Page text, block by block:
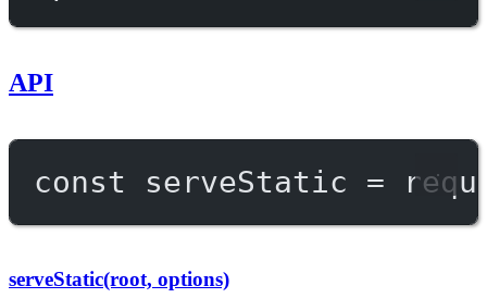
API
const serveStatic =
serveStatic(root, options)